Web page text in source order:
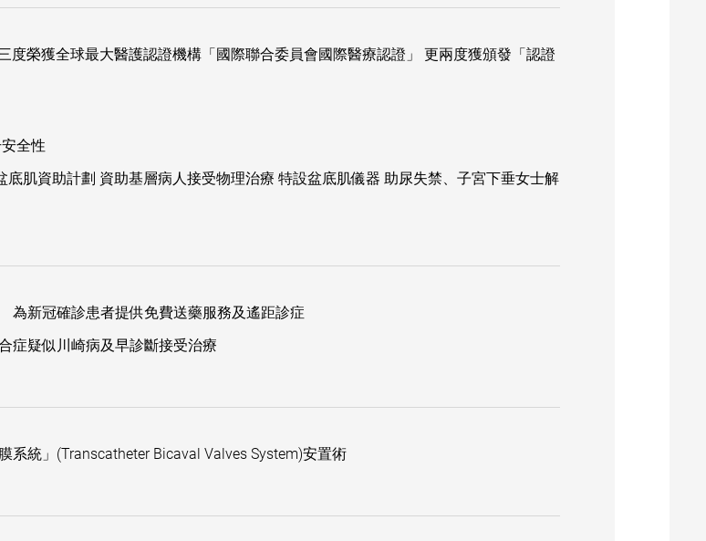
度榮獲全球最大醫護認證機構「國際聯合委員會國際醫療認證」 更兩度獲頒發「認證
全性
底肌資助計劃 資助基層病人接受物理治療 特設盆底肌儀器 助尿失禁、子宮下垂女士解
為新冠確診患者提供免費送藥服務及遙距診症
症疑似川崎病及早診斷接受治療
系統」(Transcatheter Bicaval Valves System)安置術